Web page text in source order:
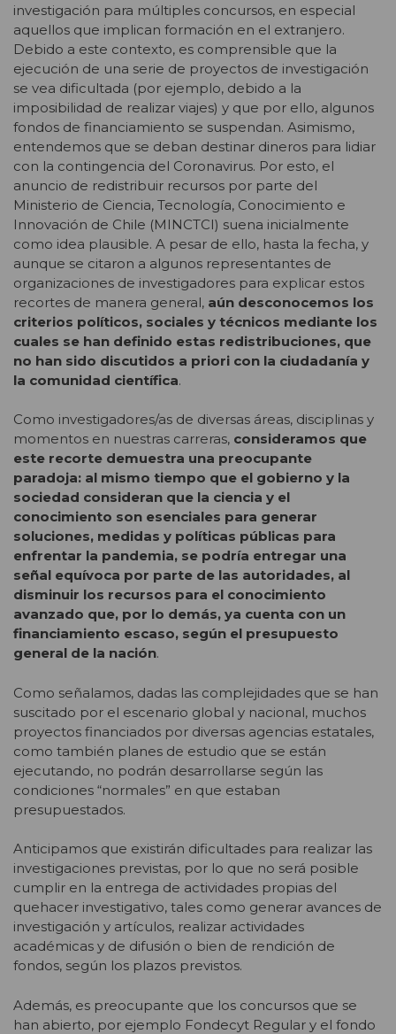
investigación para múltiples concursos, en especial
aquellos que implican formación en el extranjero.
Debido a este contexto, es comprensible que la
ejecución de una serie de proyectos de investigación
se vea dificultada (por ejemplo, debido a la
imposibilidad de realizar viajes) y que por ello, algunos
fondos de financiamiento se suspendan. Asimismo,
entendemos que se deban destinar dineros para lidiar
con la contingencia del Coronavirus. Por esto, el
anuncio de redistribuir recursos por parte del
Ministerio de Ciencia, Tecnología, Conocimiento e
Innovación de Chile (MINCTCI) suena inicialmente
como idea plausible. A pesar de ello, hasta la fecha, y
aunque se citaron a algunos representantes de
organizaciones de investigadores para explicar estos
recortes de manera general, aún desconocemos los
criterios políticos, sociales y técnicos mediante los
cuales se han definido estas redistribuciones, que
no han sido discutidos a priori con la ciudadanía y
la comunidad científica.
Como investigadores/as de diversas áreas, disciplinas y
momentos en nuestras carreras, consideramos que
este recorte demuestra una preocupante
paradoja: al mismo tiempo que el gobierno y la
sociedad consideran que la ciencia y el
conocimiento son esenciales para generar
soluciones, medidas y políticas públicas para
enfrentar la pandemia, se podría entregar una
señal equívoca por parte de las autoridades, al
disminuir los recursos para el conocimiento
avanzado que, por lo demás, ya cuenta con un
financiamiento escaso, según el presupuesto
general de la nación.
Como señalamos, dadas las complejidades que se han
suscitado por el escenario global y nacional, muchos
proyectos financiados por diversas agencias estatales,
como también planes de estudio que se están
ejecutando, no podrán desarrollarse según las
condiciones “normales” en que estaban
presupuestados.
Anticipamos que existirán dificultades para realizar las
investigaciones previstas, por lo que no será posible
cumplir en la entrega de actividades propias del
quehacer investigativo, tales como generar avances de
investigación y artículos, realizar actividades
académicas y de difusión o bien de rendición de
fondos, según los plazos previstos.
Además, es preocupante que los concursos que se
han abierto, por ejemplo Fondecyt Regular y el fondo